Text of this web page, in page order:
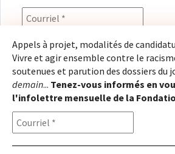
En renseignant votre adresse
consentez à recevoir l'infolettre de
Seligmann, conformément à notre
confidentialité. Il vous sera possible
désabonner à tout moment.
Appels à projet, modalités de
Vivre et agir ensemble contre le
soutenues et parution des dossiers du
demain... Tenez-vous informés en
l'infolettre mensuelle de la